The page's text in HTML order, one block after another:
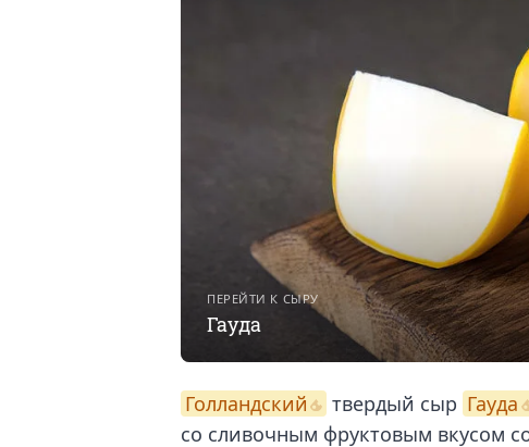
ПЕРЕЙТИ К СЫРУ
Гауда
Голландский твердый сыр Гауда
со сливочным фруктовым вкусом